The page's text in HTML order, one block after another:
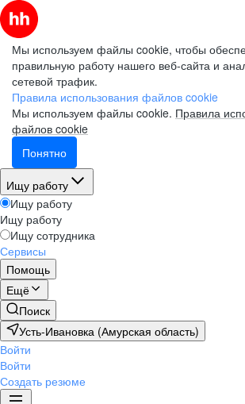
Мы используем файлы cookie, чтобы
правильную работу нашего веб-сайта и
сетевой трафик.
Правила использования файлов cookie
Мы используем файлы cookie. Правила
файлов cookie
Понятно
Ищу работу
Ищу работу
Ищу работу
Ищу сотрудника
Сервисы
Помощь
Ещё
Поиск
Усть-Ивановка (Амурская область)
Войти
Войти
Создать резюме